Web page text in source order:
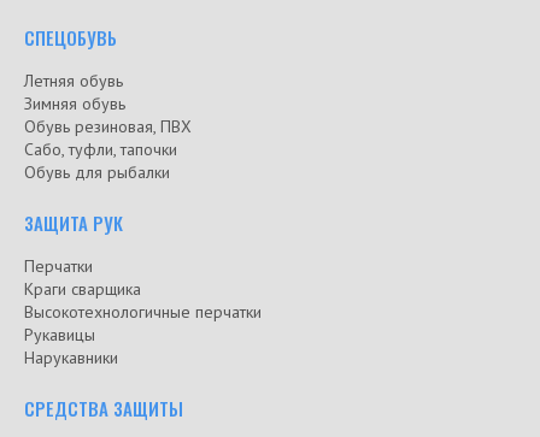
СПЕЦОБУВЬ
Летняя обувь
Зимняя обувь
Обувь резиновая, ПВХ
Сабо, туфли, тапочки
Обувь для рыбалки
ЗАЩИТА РУК
Перчатки
Краги сварщика
Высокотехнологичные перчатки
Рукавицы
Нарукавники
СРЕДСТВА ЗАЩИТЫ